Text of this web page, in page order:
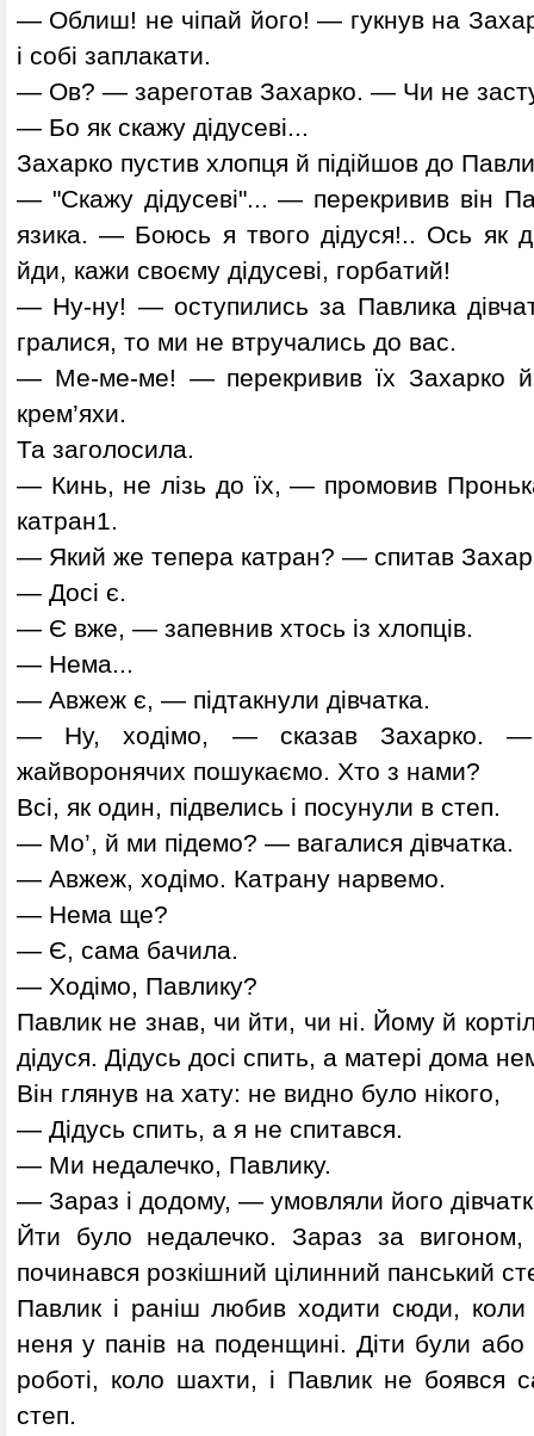
— Облиш! не чіпай його! — гукнув на
і собі заплакати.
— Ов? — зареготав Захарко. — Чи не
— Бо як скажу дідусеві...
Захарко пустив хлопця й підійшов до
— "Скажу дідусеві"... — перекривив він
язика. — Боюсь я твого дідуся!.. Ось як
йди, кажи своєму дідусеві, горбатий!
— Ну-ну! — оступились за Павлика
гралися, то ми не втручались до вас.
— Ме-ме-ме! — перекривив їх Захарко й
крем’яхи.
Та заголосила.
— Кинь, не лізь до їх, — промовив
катран1.
— Який же тепера катран? — спитав
— Досі є.
— Є вже, — запевнив хтось із хлопців.
— Нема...
— Авжеж є, — підтакнули дівчатка.
— Ну, ходімо, — сказав Захарко.
жайворонячих пошукаємо. Хто з нами?
Всі, як один, підвелись і посунули в степ.
— Мо’, й ми підемо? — вагалися дівчатка.
— Авжеж, ходімо. Катрану нарвемо.
— Нема ще?
— Є, сама бачила.
— Ходімо, Павлику?
Павлик не знав, чи йти, чи ні. Йому й
дідуся. Дідусь досі спить, а матері дома
Він глянув на хату: не видно було нікого,
— Дідусь спить, а я не спитався.
— Ми недалечко, Павлику.
— Зараз і додому, — умовляли його
Йти було недалечко. Зараз за
починався розкішний цілинний панський
Павлик і раніш любив ходити сюди, коли
неня у панів на поденщині. Діти були
роботі, коло шахти, і Павлик не боявся
степ.